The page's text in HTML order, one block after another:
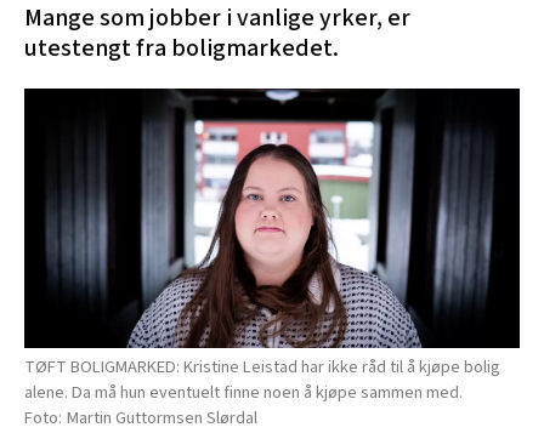
Mange som jobber i vanlige yrker, er
utestengt fra boligmarkedet.
TØFT BOLIGMARKED: Kristine Leistad har ikke råd til å kjøpe bolig
alene. Da må hun eventuelt finne noen å kjøpe sammen med.
Martin Guttormsen Slørdal